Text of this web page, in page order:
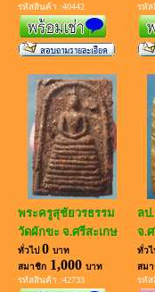
รหัสสินค้า :40442
รหัส
พระครูสุชัยวรธรรม
วัดผักขะ จ.ศรีสะเกษ
ทั่วไป 0 บาท
สมาชิก1,000 บาท
รหัสสินค้า :42733
ลป
จ.
ทั่ว
สม
รหัส